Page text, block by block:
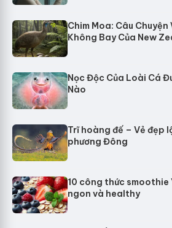
Chim Moa: Câu
Không Bay Của New
Nọc Độc Của Loài Cá
Nào
Trĩ hoàng đế – Vẻ đẹp
phương Đông
10 công thức smoothie
ngon và healthy